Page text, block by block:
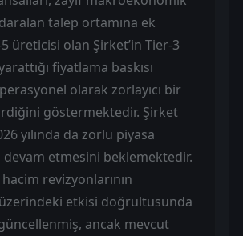
talep ortamına ek
üreticisi olan Şirket’in Tier-3
fiyatlama baskısı
olarak zorlayıcı bir
göstermektedir. Şirket
yılında da zorlu piyasa
devam etmesini beklemektedir.
revizyonlarının
etkisi doğrultusunda
ancak mevcut